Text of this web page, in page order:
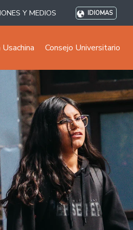
Y MEDIOS IDIOMAS
Consejo Universitario